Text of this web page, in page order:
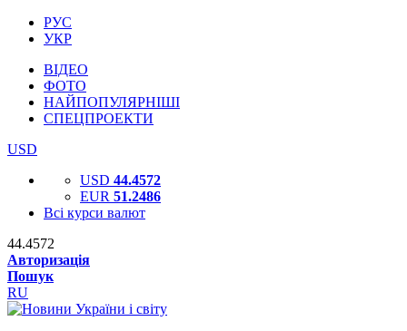
РУС
УКР
ВІДЕО
ФОТО
НАЙПОПУЛЯРНІШІ
СПЕЦПРОЕКТИ
USD
USD 44.4572
EUR 51.2486
Всі курси валют
44.4572
Авторизація
Пошук
RU